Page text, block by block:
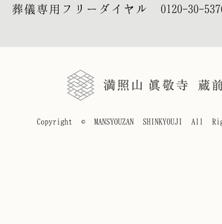
葬儀専用フリーダイヤル 0120-30-
Copyright © MANSYOUZAN SHINKYOUJI All